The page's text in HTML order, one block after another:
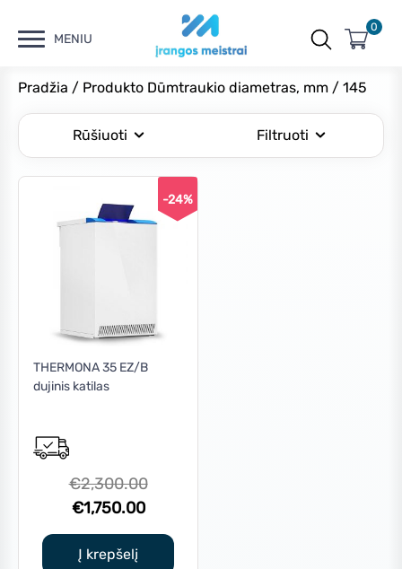
MENIU
0
Pradžia / Produkto Dūmtraukio diametras, mm / 145
Rūšiuoti Filtruoti
-24%
THERMONA 35 EZ/B
dujinis katilas
€2,300.00Original
was:
€1,750.00Current
price
Į krepšelį